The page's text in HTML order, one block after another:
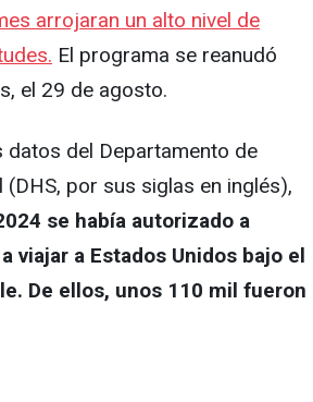
arrojaran un alto nivel de
El programa se reanudó
el 29 de agosto.
datos del Departamento de
(DHS, por sus siglas en inglés),
se había autorizado a
viajar a Estados Unidos bajo el
De ellos, unos 110 mil fueron